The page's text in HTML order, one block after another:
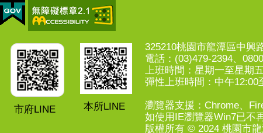
市府LINE 本所LINE
325210桃園市龍潭區中興
電話：(03)479-2394、
上班時間：星期一至星期
彈性上班時間：中午12:00
瀏覽器支援：Chrome、
如使用IE瀏覽器Win7已不
版權所有 © 2024 桃園市